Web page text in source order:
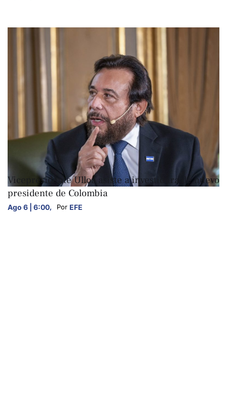
NACIONALES
Vicepresidente Ulloa asiste a investidura de nuevo
presidente de Colombia
Ago 6 | 6:00, Por EFE